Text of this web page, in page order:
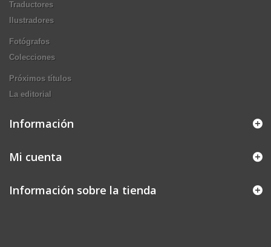
Traductores
Ilustradores
Fotógrafos
Colecciones
Próximos títulos
La editorial
Información
Mi cuenta
Información sobre la tienda